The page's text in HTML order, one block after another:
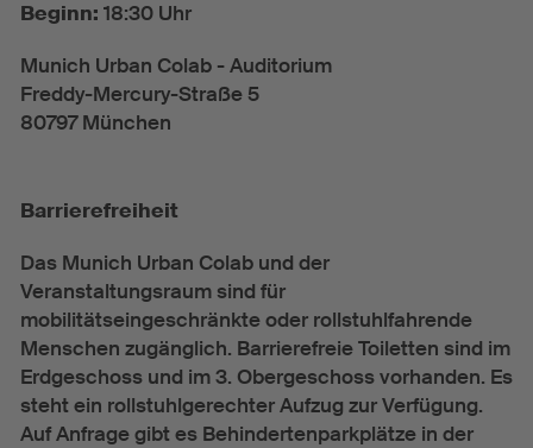
Beginn: 18:30 Uhr
Munich Urban Colab - Auditorium
Freddy-Mercury-Straße 5
80797 München
Barrierefreiheit
Das Munich Urban Colab und der
Veranstaltungsraum sind für
mobilitätseingeschränkte oder rollstuhlfahrende
Menschen zugänglich. Barrierefreie Toiletten sind im
Erdgeschoss und im 3. Obergeschoss vorhanden. Es
steht ein rollstuhlgerechter Aufzug zur Verfügung.
Auf Anfrage gibt es Behindertenparkplätze in der